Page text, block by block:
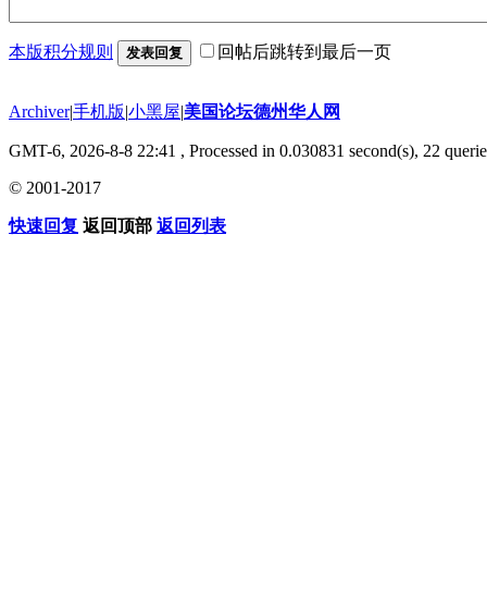
本版积分规则 发表回复 回帖后跳转到最后一页
Archiver|手机版|小黑屋|美国论坛德州华人网
GMT-6, 2026-8-8 22:41 , Processed in 0.030831 second(s), 22
© 2001-2017
快速回复 返回顶部 返回列表